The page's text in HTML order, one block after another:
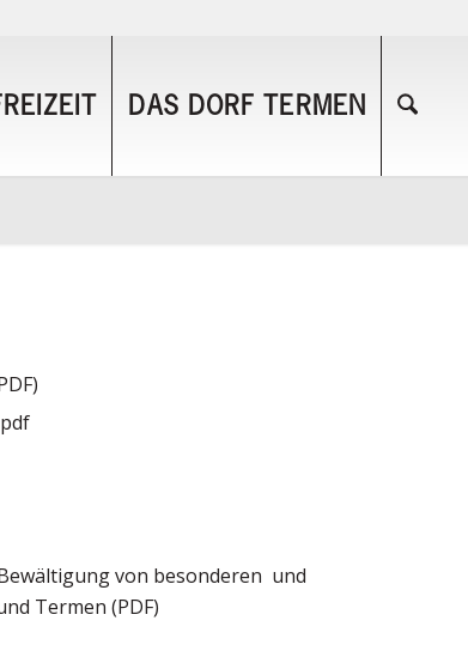
DAS DORF TERMEN
von besonderen und
Termen (PDF)